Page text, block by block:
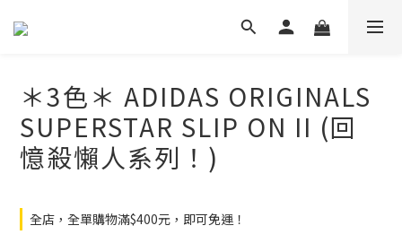
＊3色＊ ADIDAS ORIGINALS
SUPERSTAR SLIP ON II (回
憶殺懶人系列！)
全店，全單購物滿$400元，即可免運！